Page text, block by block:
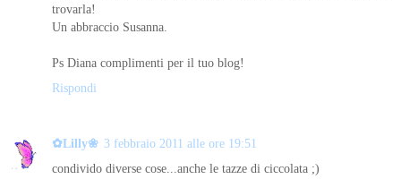
trovarla!
Un abbraccio Susanna.
Ps Diana complimenti per il tuo blog!
Rispondi
✿Lilly❀ 3 febbraio 2011 alle ore 19:51
condivido diverse cose...anche le tazze di ciccolata ;)